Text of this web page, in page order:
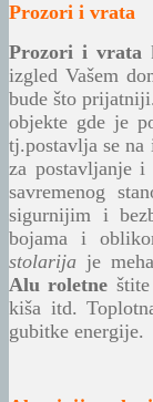
Prozori i vrata
Prozori i vrata
izgled Vašem
bude što
objekte gde je
tj.postavlja se
za postavljanje
savremenog
sigurnijim i
bojama i
stolarija je
Alu roletne
kiša itd.
gubitke energije.